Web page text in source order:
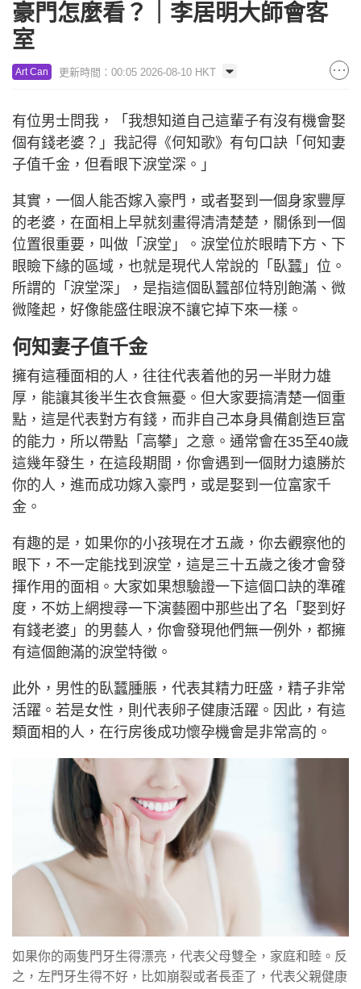
豪門怎麼看？｜李居明大師會客
室
Art Can 更新時間：00:05 2026-08-10 HKT
有位男士問我，「我想知道自己這輩子有沒有機會娶
個有錢老婆？」我記得《何知歌》有句口訣「何知妻
子值千金，但看眼下淚堂深。」
其實，一個人能否嫁入豪門，或者娶到一個身家豐厚
的老婆，在面相上早就刻畫得清清楚楚，關係到一個
位置很重要，叫做「淚堂」。淚堂位於眼睛下方、下
眼瞼下緣的區域，也就是現代人常說的「臥蠶」位。
所謂的「淚堂深」，是指這個臥蠶部位特別飽滿、微
微隆起，好像能盛住眼淚不讓它掉下來一樣。
何知妻子值千金
擁有這種面相的人，往往代表着他的另一半財力雄
厚，能讓其後半生衣食無憂。但大家要搞清楚一個重
點，這是代表對方有錢，而非自己本身具備創造巨富
的能力，所以帶點「高攀」之意。通常會在35至40歲
這幾年發生，在這段期間，你會遇到一個財力遠勝於
你的人，進而成功嫁入豪門，或是娶到一位富家千
金。
有趣的是，如果你的小孩現在才五歲，你去觀察他的
眼下，不一定能找到淚堂，這是三十五歲之後才會發
揮作用的面相。大家如果想驗證一下這個口訣的準確
度，不妨上網搜尋一下演藝圈中那些出了名「娶到好
有錢老婆」的男藝人，你會發現他們無一例外，都擁
有這個飽滿的淚堂特徵。
此外，男性的臥蠶腫脹，代表其精力旺盛，精子非常
活躍。若是女性，則代表卵子健康活躍。因此，有這
類面相的人，在行房後成功懷孕機會是非常高的。
如果你的兩隻門牙生得漂亮，代表父母雙全，家庭和睦。反
之，左門牙生得不好，比如崩裂或者長歪了，代表父親健康